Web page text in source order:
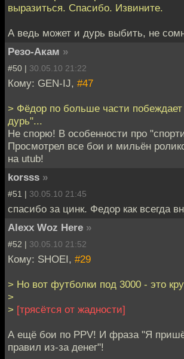
выразиться. Спасибо. Извините.
А ведь может и дурь выбить, не
Резо-Акам »
#50 | 30.05.10 21:22
Кому: GEN-IJ, #47
> Фёдор по больше части
дурь"...
Не спорю! В особенности про
Просмотрел все бои и мильён
на utub!
korsss »
#51 | 30.05.10 21:45
спасибо за цинк. Федор как всегда
Alexx Woz Here »
#52 | 30.05.10 21:52
Кому: SHOEI, #29
> Но вот футболки под 3000 - это
>
> [трясётся от жадности]
А ещё бои по PPV! И фраза "Я
правил из-за денег"!